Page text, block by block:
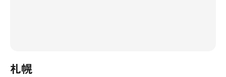
札幌